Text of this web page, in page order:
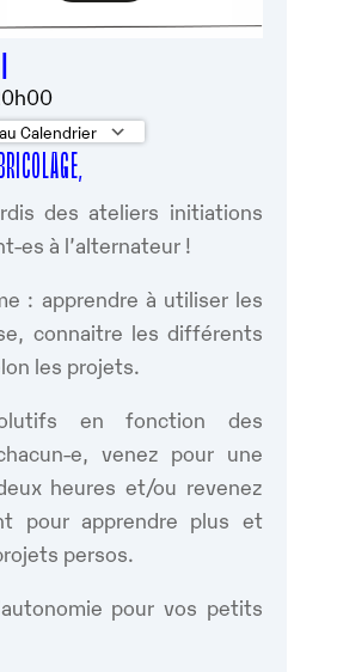
Calendrier
ICS
des ateliers initiations
es à l’alternateur !
: apprendre à utiliser les
connaitre les différents
les projets.
en fonction des
e, venez pour une
heures et/ou revenez
pour apprendre plus et
persos.
pour vos petits